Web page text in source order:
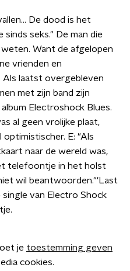
De dood is het
seks." De man die
Want de afgelopen
vrienden en
Als laatst overgebleven
met zijn band zijn
Electroshock Blues.
al geen vrolijke plaat,
E: "Als
naar de wereld was,
telefoontje in het holst
wil beantwoorden."'Last
van Electro Shock
je toestemming geven
cookies.